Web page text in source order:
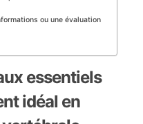
ou une évaluation
essentiels
idéal en